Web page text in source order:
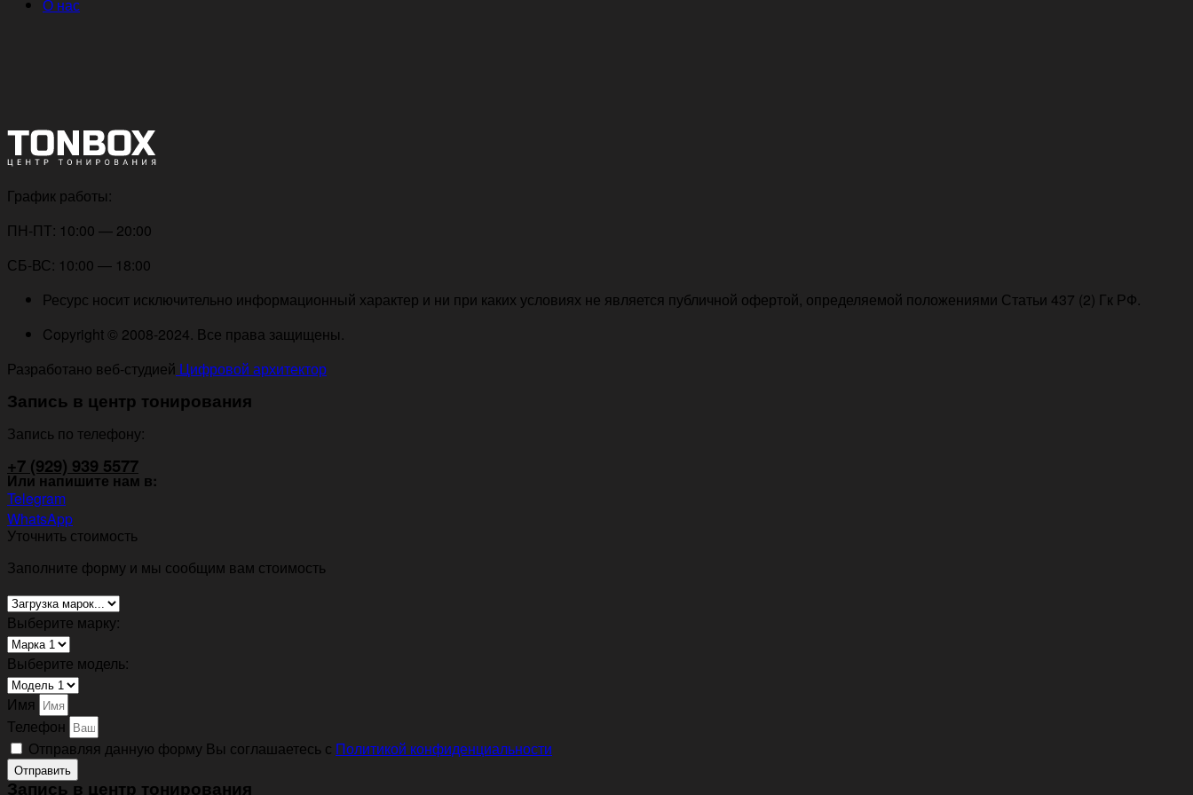
О нас
График работы:
ПН-ПТ: 10:00 — 20:00
СБ-ВС: 10:00 — 18:00
Ресурс носит исключительно информационный характер и ни при каких условиях не является публичной офертой, определяемой положениями Статьи 437 (2) Гк РФ.
Copyright © 2008-2024. Все права защищены.
Разработано веб-студией Цифровой архитектор
Запись в центр тонирования
Запись по телефону:
+7 (929) 939 5577
Или напишите нам в:
Telegram
WhatsApp
Уточнить стоимость
Заполните форму и мы сообщим вам стоимость
Выберите марку:
Выберите модель:
Имя
Телефон
Отправляя данную форму Вы соглашаетесь с Политикой конфиденциальности
Отправить
Запись в центр тонирования